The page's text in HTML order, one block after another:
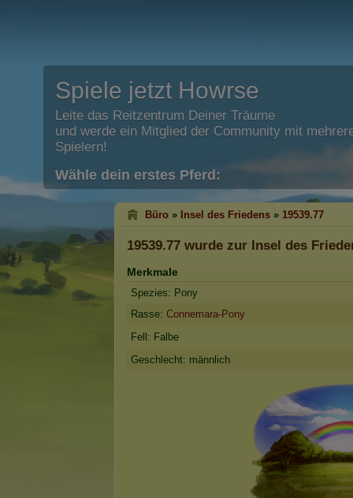
Spiele jetzt Howrse
Leite das Reitzentrum Deiner Träume
und werde ein Mitglied der Community mit
Spielern!
Wähle dein erstes Pferd:
Büro » Insel des Friedens » 19539.77
19539.77 wurde zur Insel des
Merkmale
Spezies: Pony
Rasse: Connemara-Pony
Fell: Falbe
Geschlecht: männlich